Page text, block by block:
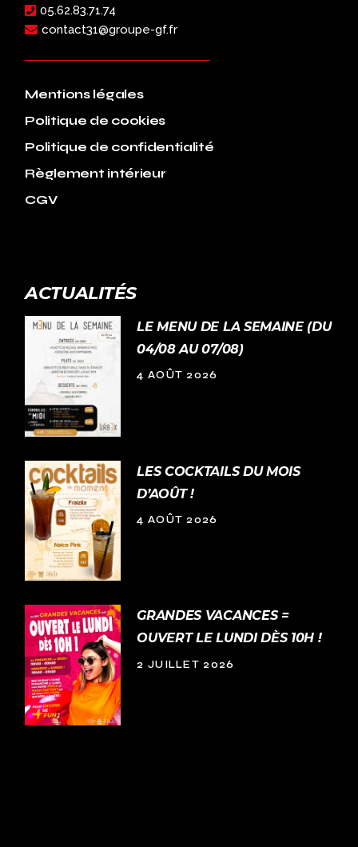
05.62.83.71.74
contact31@groupe-gf.fr
Mentions légales
Politique de cookies
Politique de confidentialité
Règlement intérieur
CGV
ACTUALITÉS
LE MENU DE LA SEMAINE (DU
04/08 AU 07/08)
4 AOÛT 2026
LES COCKTAILS DU MOIS
D’AOÛT !
4 AOÛT 2026
GRANDES VACANCES =
OUVERT LE LUNDI DÈS 10H !
2 JUILLET 2026